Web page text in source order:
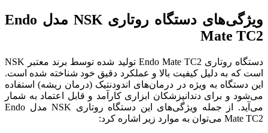
ویژگی‌های دستگاه روتاری NSK مدل Endo
Mate TC2
دستگاه روتاری Endo Mate TC2 تولید شده توسط برند معتبر NSK
است که به دلیل کیفیت بالا و عملکرد دقیق خود شناخته شده است.
این دستگاه به ویژه در درمان‌های اندودنتیک (درمان ریشه) استفاده
می‌شود و برای دندانپزشکان ابزاری کارآمد و قابل اعتماد به شمار
می‌آید. از جمله ویژگی‌های این دستگاه روتاری NSK مدل Endo
Mate TC2 می‌توان به موارد زیر اشاره کرد: